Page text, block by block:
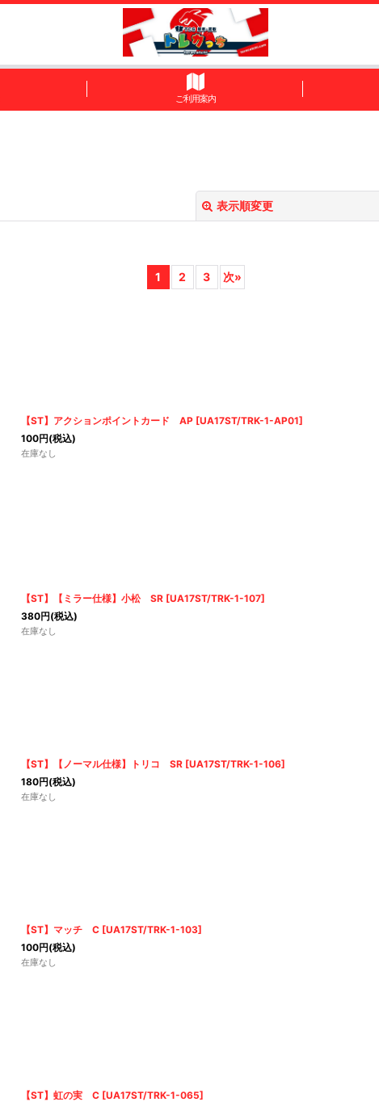
ご利用案内
表示順変更
絞り込む
1 2 3 次»
【ST】アクションポイントカード AP [UA17ST/TRK-1-AP01]
100円(税込)
在庫なし
【ST】【ミラー仕様】小松 SR [UA17ST/TRK-1-107]
380円(税込)
在庫なし
【ST】【ノーマル仕様】トリコ SR [UA17ST/TRK-1-106]
180円(税込)
在庫なし
【ST】マッチ C [UA17ST/TRK-1-103]
100円(税込)
在庫なし
【ST】虹の実 C [UA17ST/TRK-1-065]